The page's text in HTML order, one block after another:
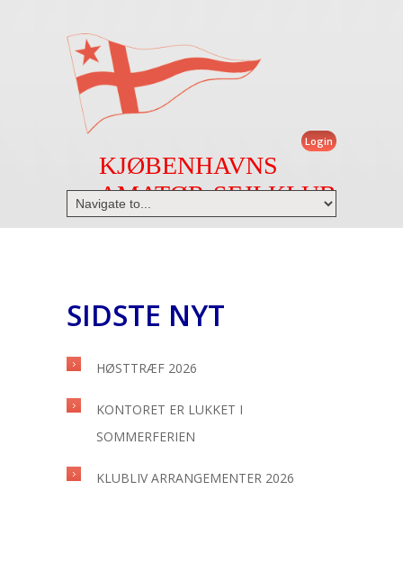
Login
KJØBENHAVNS
AMATØR-SEJLKLUB
SIDSTE NYT
HØSTTRÆF 2026
KONTORET ER LUKKET I
SOMMERFERIEN
KLUBLIV ARRANGEMENTER 2026